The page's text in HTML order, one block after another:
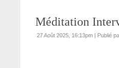
Méditation
27 Août 2025, 16:13pm | Publié